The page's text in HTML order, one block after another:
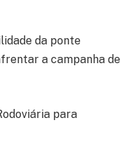
da ponte
a campanha de
para